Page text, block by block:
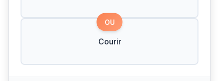
OU
Courir